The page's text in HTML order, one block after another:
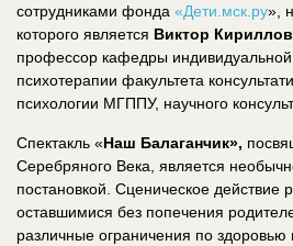
сотрудниками фонда «Дети.мск.ру»,
которого является Виктор
профессор кафедры индивидуальной
психотерапии факультета
психологии МГППУ, научного
Спектакль «Наш Балаганчик»,
Серебряного Века, является
постановкой. Сценическое действие
оставшимися без попечения
различные ограничения по